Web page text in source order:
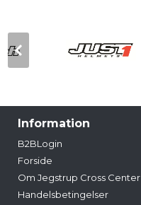
Information
B2BLogin
Forside
Om Jegstrup Cross Center
Handelsbetingelser